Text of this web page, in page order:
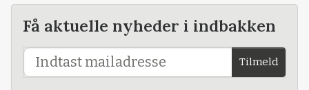
Få aktuelle nyheder i indbakken
Tilmeld